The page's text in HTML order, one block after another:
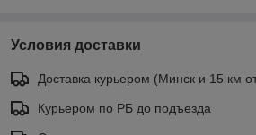
Условия доставки
Доставка курьером (Минск и 15 км
Курьером по РБ до подъезда